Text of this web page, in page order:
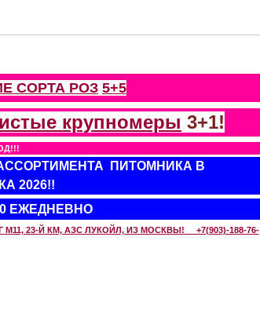
СОРТА РОЗ 5+5
крупномеры 3+1!
ПИТОМНИКА В
2026!!
ЕЖЕДНЕВНО
23-Й КМ, АЗС ЛУКОЙЛ, ИЗ МОСКВЫ! +7(903)-188-76-